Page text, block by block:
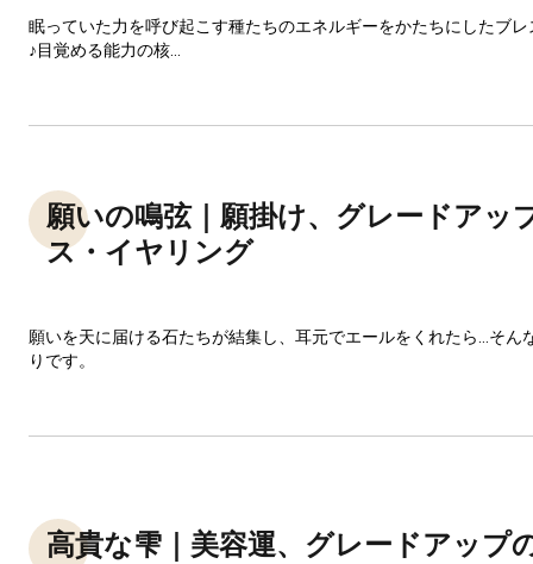
眠っていた力を呼び起こす種たちのエネルギーをかたちにしたブ
♪目覚める能力の核...
願いの鳴弦｜願掛け、グレードアッ
ス・イヤリング
願いを天に届ける石たちが結集し、耳元でエールをくれたら…そん
りです。
高貴な雫｜美容運、グレードアップ